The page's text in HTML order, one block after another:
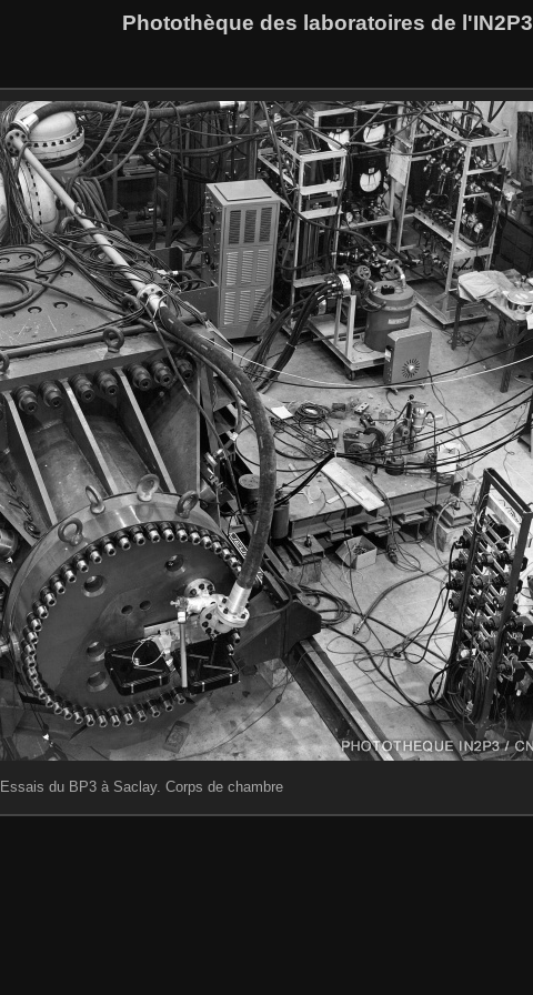
Photothèque des laboratoires de l'IN2P3
Essais du BP3 à Saclay. Corps de chambre